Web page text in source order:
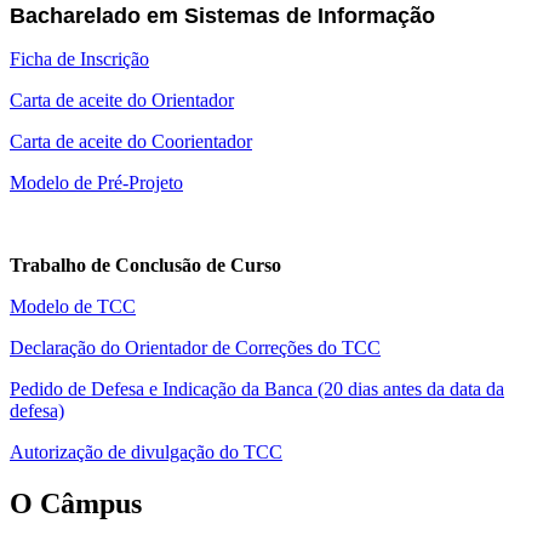
Bacharelado em Sistemas de Informação
Ficha de Inscrição
Carta de aceite do Orientador
Carta de aceite do Coorientador
Modelo de Pré-Projeto
Trabalho de Conclusão de Curso
Modelo de TCC
Declaração do Orientador de Correções do TCC
Pedido de Defesa e Indicação da Banca (20 dias antes da data da
defesa)
Autorização de divulgação do TCC
O Câmpus